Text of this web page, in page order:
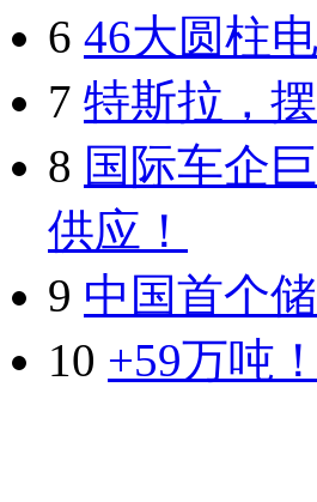
6 46大圆柱
7 特斯拉，
8 国际车企
供应！
9 中国首个
10 +59万吨